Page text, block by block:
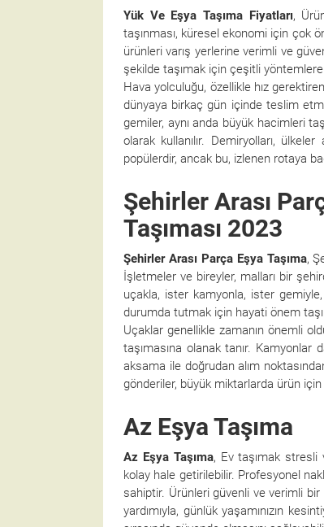
Yük Ve Eşya Taşıma Fiyatları,
taşınması, küresel ekonomi için çok
ürünleri varış yerlerine verimli ve
şekilde taşımak için çeşitli
Hava yolculuğu, özellikle hız
dünyaya birkaç gün içinde teslim
gemiler, aynı anda büyük hacimleri
olarak kullanılır. Demiryolları,
popülerdir, ancak bu, izlenen rotaya
Şehirler Arası
Taşıması 2023
Şehirler Arası Parça Eşya Taşıma,
İşletmeler ve bireyler, malları bir
uçakla, ister kamyonla, ister gemiyle,
durumda tutmak için hayati önem
Uçaklar genellikle zamanın önemli
taşımasına olanak tanır. Kamyonlar
aksama ile doğrudan alım
gönderiler, büyük miktarlarda ürün
Az Eşya Taşıma
Az Eşya Taşıma, Ev taşımak stresli
kolay hale getirilebilir. Profesyonel
sahiptir. Ürünleri güvenli ve verimli
yardımıyla, günlük yaşamınızın